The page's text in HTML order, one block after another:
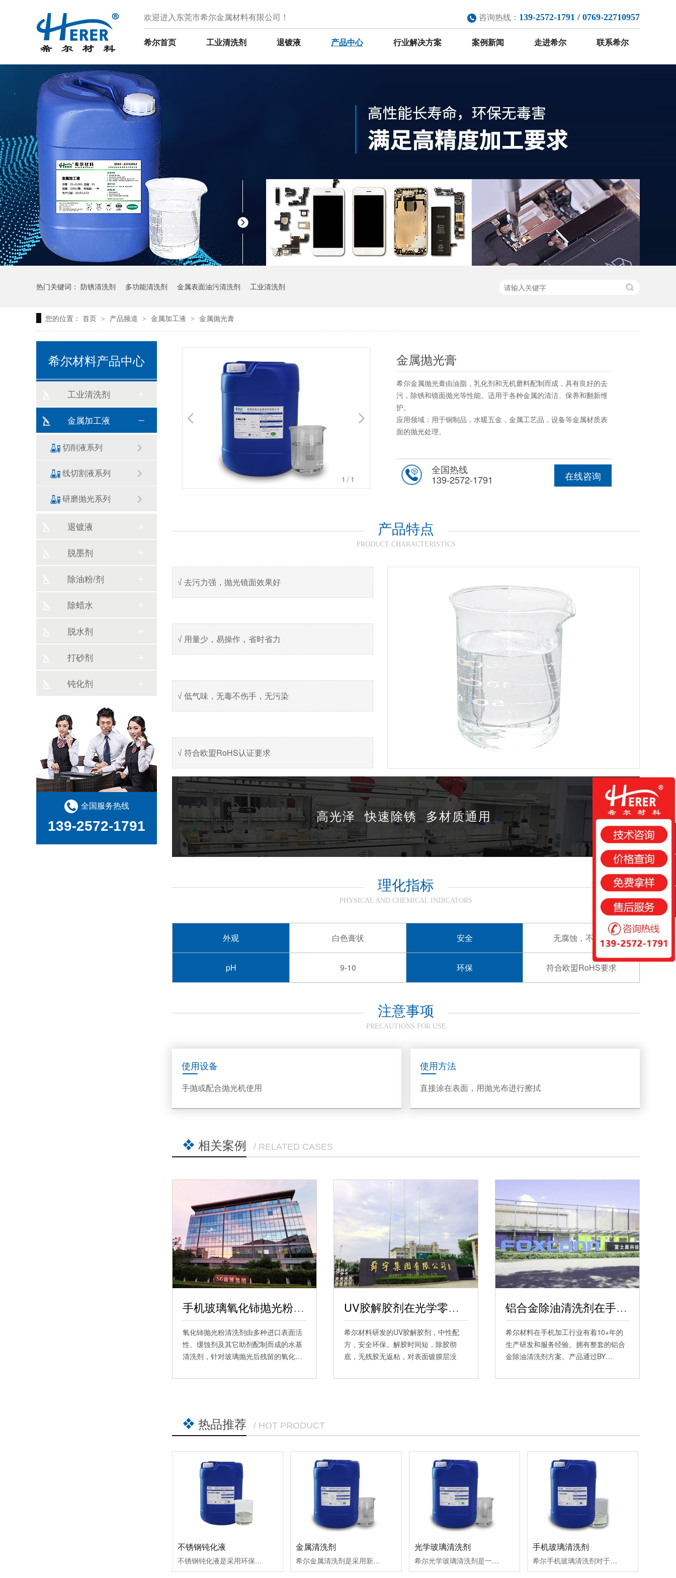
咨询热线： 139-2572-1791 / 0769-22710957
欢迎进入东莞市希尔金属材料有限公司！
希尔首页 工业清洗剂 退镀液 产品中心 行业解决方案 案例新闻 走进希尔 联系希尔
热门关键词： 防锈清洗剂 多功能清洗剂 金属表面油污清洗剂 工业清洗剂
您的位置： 首页 > 产品频道 > 金属加工液 > 金属抛光膏
1 /1
金属抛光膏
希尔金属抛光膏由油脂，乳化剂和无机磨料配制而成，具有良好的去
污，除锈和镜面抛光等性能。适用于各种金属的清洁、保养和翻新维
护。
应用领域：用于铜制品，水暖五金，金属工艺品，设备等金属材质表
面的抛光处理。
在线咨询
全国热线
139-2572-1791
产品特点
PRODUCT CHARACTERISTICS
√ 去污力强，抛光镜面效果好
√ 用量少，易操作，省时省力
√ 低气味，无毒不伤手，无污染
√ 符合欧盟RoHS认证要求
高光泽 快速除锈 多材质通用
理化指标
PHYSICAL AND CHEMICAL INDICATORS
外观 白色膏状 安全 无腐蚀，不伤手
pH 9-10 环保 符合欧盟RoHS要求
注意事项
PRECAUTIONS FOR USE
使用设备
手抛或配合抛光机使用
使用方法
直接涂在表面，用抛光布进行擦拭
相关案例 / RELATED CASES
手机玻璃氧化铈抛光粉清洗解决方案
氧化铈抛光粉清洗剂由多种进口表面活
性、缓蚀剂及其它助剂配制而成的水基
清洗剂，针对玻璃抛光后残留的氧化…
UV胶解胶剂在光学零部件中的应用
希尔材料研发的UV胶解胶剂，中性配
方，安全环保。解胶时间短，除胶彻
底，无残胶无返粘，对表面镀膜层没
铝合金除油清洗剂在手机中框表面处理中的应用
希尔材料在手机加工行业有着10+年的
生产研发和服务经验。拥有整套的铝合
金除油清洗剂方案。产品通过BY…
热品推荐 / HOT PRODUCT
不锈钢钝化液
不锈钢钝化液是采用环保有机酸、中间体助剂、缓蚀剂及促进剂化合而成，不含酸蚀成份，无毒无味、常温使用，符合当今环保RoHS标准，可有效保证钝化过程中不会破坏工件原色泽、不改变工件尺寸，并大大提高不锈钢工件抗盐雾性能。应用领域：适用201、301、304、303、316、410、420、430、630、409、663、420F、430F、443等不锈钢件的钝化防锈耐盐雾处理。
金属清洗剂
希尔金属清洗剂是采用新配方工艺精制，具有良好的剥离、溶解有色金属表面氧化物和油脂的能力，且使用方便安全，对大部份金属材料和饰面都没有影响，具有良好的缓蚀性，是有色金属制品消除油渍蜡垢、斑点之理想清洗剂。应用领域：广泛适用新能源汽车、手机产业、机器人、家电、钟表、航空航天、医疗器械、五金制品等行业工件表面清洗机加工油污油脂、抛光蜡与氧化物，效果较好。
光学玻璃清洗剂
希尔光学玻璃清洗剂是一种水基环保清洗剂，对于玻璃蚀刻、CNC、精雕、强化、钢化、丝印、研磨、抛光、镀膜前后等均可清洗，主要是洗玻璃上的切削液、硝酸钾、抛光粉/液、油墨、沥青、水垢、水印、灰尘、白点、霉点、指纹等各种脏污，以及平磨后的研磨粉与玻璃粉等，清洗良率达99.99%以上，洁净度高，不发蒙。应用领域：适用各种光学玻璃、光学零部件、石英玻璃、微晶玻璃、发电玻璃、导电玻璃、lcd与led、玻璃盖板、蓝宝石、镜片等。
手机玻璃清洗剂
希尔手机玻璃清洗剂对于玻璃蚀刻、精雕后、强化前后、钢化后、丝印后、平磨后、镀膜前后等工序均可清洗，主要是清洗玻璃上的切削液、硝酸钾、抛光粉/液、油墨、灰尘、霉点、指纹，以及研磨粉以及玻璃粉等脏污，清洗良率高达99.99%以上，洁净能力强、成本低，是一款环保、水基型玻璃清洗剂产品！应用领域：适用各种光学玻璃、手机玻璃盖板、LCD、光学镜片、蓝宝石、ITO玻璃、镜头、镜片、摄像头，触摸屏、液晶玻璃等产品。
希尔材料产品中心
工业清洗剂
金属加工液
切削液系列
线切割液系列
研磨抛光系列
退镀液
脱墨剂
除油粉/剂
除蜡水
脱水剂
打砂剂
钝化剂
全国服务热线
139-2572-1791
QQ咨询
咨询热线
扫一扫